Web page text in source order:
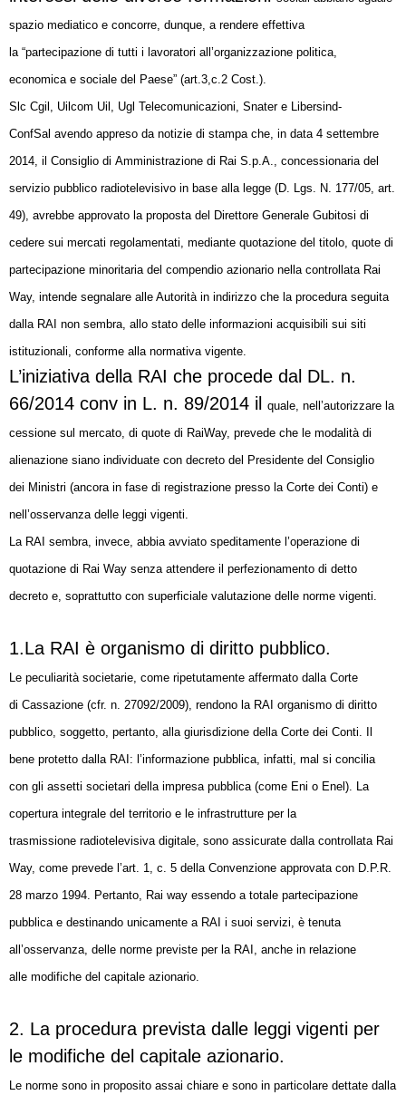
spazio mediatico e concorre, dunque, a rendere effettiva
la “partecipazione di tutti i lavoratori all’organizzazione politica,
economica e sociale del Paese” (art.3,c.2 Cost.).
Slc Cgil, Uilcom Uil, Ugl Telecomunicazioni, Snater e Libersind-
ConfSal avendo appreso da notizie di stampa che, in data 4 settembre
2014, il Consiglio di Amministrazione di Rai S.p.A., concessionaria del
servizio pubblico radiotelevisivo in base alla legge (D. Lgs. N. 177/05, art.
49), avrebbe approvato la proposta del Direttore Generale Gubitosi di
cedere sui mercati regolamentati, mediante quotazione del titolo, quote di
partecipazione minoritaria del compendio azionario nella controllata Rai
Way, intende segnalare alle Autorità in indirizzo che la procedura seguita
dalla RAI non sembra, allo stato delle informazioni acquisibili sui siti
istituzionali, conforme alla normativa vigente.
L’iniziativa della RAI che procede dal DL. n.
66/2014 conv in L. n. 89/2014 il
quale, nell’autorizzare la
cessione sul mercato, di quote di RaiWay, prevede che le modalità di
alienazione siano individuate con decreto del Presidente del Consiglio
dei Ministri (ancora in fase di registrazione presso la Corte dei Conti) e
nell’osservanza delle leggi vigenti.
La RAI sembra, invece, abbia avviato speditamente l’operazione di
quotazione di Rai Way senza attendere il perfezionamento di detto
decreto e, soprattutto con superficiale valutazione delle norme vigenti.
1.La RAI è organismo di diritto pubblico.
Le peculiarità societarie, come ripetutamente affermato dalla Corte
di Cassazione (cfr. n. 27092/2009), rendono la RAI organismo di diritto
pubblico, soggetto, pertanto, alla giurisdizione della Corte dei Conti. Il
bene protetto dalla RAI: l’informazione pubblica, infatti, mal si concilia
con gli assetti societari della impresa pubblica (come Eni o Enel). La
copertura integrale del territorio e le infrastrutture per la
trasmissione radiotelevisiva digitale, sono assicurate dalla controllata Rai
Way, come prevede l’art. 1, c. 5 della Convenzione approvata con D.P.R.
28 marzo 1994. Pertanto, Rai way essendo a totale partecipazione
pubblica e destinando unicamente a RAI i suoi servizi, è tenuta
all’osservanza, delle norme previste per la RAI, anche in relazione
alle modifiche del capitale azionario.
2. La procedura prevista dalle leggi vigenti per
le modifiche del capitale azionario.
Le norme sono in proposito assai chiare e sono in particolare dettate dalla